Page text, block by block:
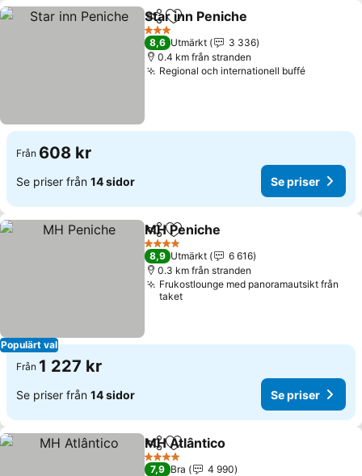
Dela Lägg till i Mina Favoriter
Star inn Peniche
3 Stjärnor
8,6 Utmärkt
3 336
0.4 km från stranden
Regional och internationell buffé
Från 608 kr
Se priser från 14 sidor Se priser
Populärt val
Dela Lägg till i Mina Favoriter
MH Peniche
4 Stjärnor
8,9 Utmärkt
6 616
0.3 km från stranden
Frukostlounge med panoramautsikt från
taket
Från 1 227 kr
Se priser från 14 sidor Se priser
Dela Lägg till i Mina Favoriter
MH Atlântico
4 Stjärnor
7,9 Bra
4 990